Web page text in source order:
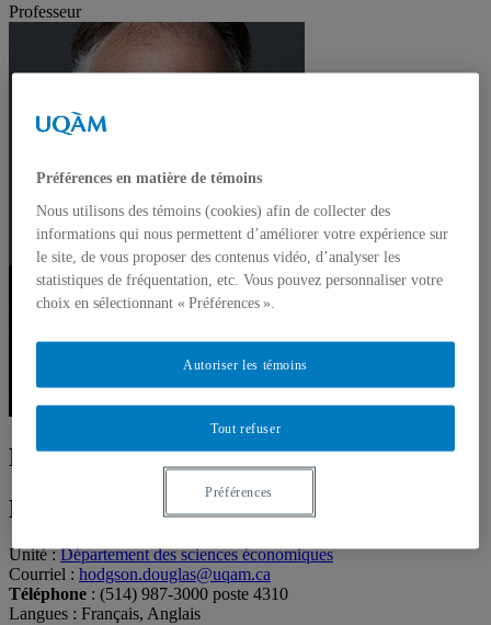
Professeur
Douglas Hodgson
Professeur
Unité:Département des sciences économiques
Courriel : hodgson.douglas@uqam.ca
Téléphone : (514) 987-3000 poste 4310
Langues : Français, Anglais
Préférences en matière de témoins
Nous utilisons des témoins (cookies) afin de collecter des
informations qui nous permettent d’améliorer votre expérience sur
le site, de vous proposer des contenus vidéo, d’analyser les
statistiques de fréquentation, etc. Vous pouvez personnaliser votre
choix en sélectionnant « Préférences ».
Tout refuser
Autoriser les témoins
Préférences